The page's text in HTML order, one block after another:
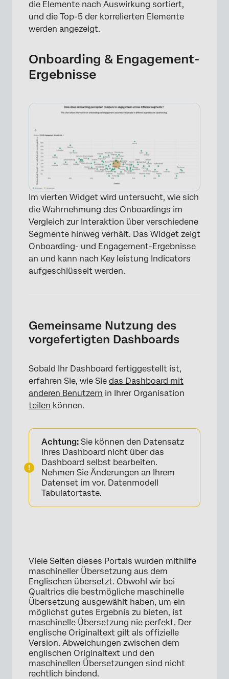
×
die Elemente nach Auswirkung sortiert,
und die Top-5 der korrelierten Elemente
werden angezeigt.
Onboarding & Engagement-
Ergebnisse
×
Im vierten Widget wird untersucht, wie sich
die Wahrnehmung des Onboardings im
Vergleich zur Interaktion über verschiedene
Segmente hinweg verhält. Das Widget zeigt
Onboarding- und Engagement-Ergebnisse
an und kann nach Key leistung Indicators
aufgeschlüsselt werden.
Gemeinsame Nutzung des
vorgefertigten Dashboards
Sobald Ihr Dashboard fertiggestellt ist,
erfahren Sie, wie Sie das Dashboard mit
anderen Benutzern in Ihrer Organisation
teilen können.
Achtung: Sie können den Datensatz
Ihres Dashboard nicht über das
Dashboard selbst bearbeiten.
Nehmen Sie Änderungen an Ihrem
Datenset im vor. Datenmodell
Tabulatortaste.
Viele Seiten dieses Portals wurden mithilfe
maschineller Übersetzung aus dem
Englischen übersetzt. Obwohl wir bei
Qualtrics die bestmögliche maschinelle
Übersetzung ausgewählt haben, um ein
möglichst gutes Ergebnis zu bieten, ist
maschinelle Übersetzung nie perfekt. Der
englische Originaltext gilt als offizielle
Version. Abweichungen zwischen dem
englischen Originaltext und den
maschinellen Übersetzungen sind nicht
rechtlich bindend.